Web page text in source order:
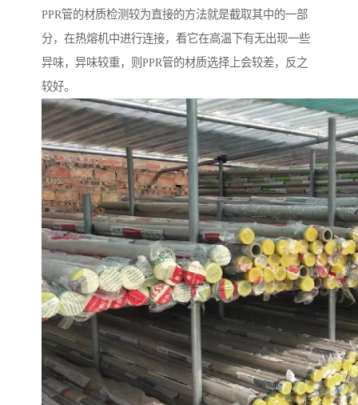
PPR管的材质检测较为直接的方法就是截取其中的一部
分，在热熔机中进行连接，看它在高温下有无出现一些
异味，异味较重，则PPR管的材质选择上会较差，反之
较好。